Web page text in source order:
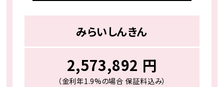
みらいしんきん
2,573,892 円
（金利年1.9%の場合 保証料込み）